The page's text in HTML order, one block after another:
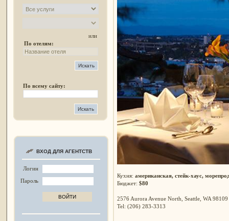
или
По отелям:
По всему сайту:
ВХОД ДЛЯ АГЕНТСТВ
Логин
Пароль
Кухня: американская, стейк-хаус,
Бюджет: $80
2576 Aurora Avenue North, Seattle, WA 98109
Tel: (206) 283-3313